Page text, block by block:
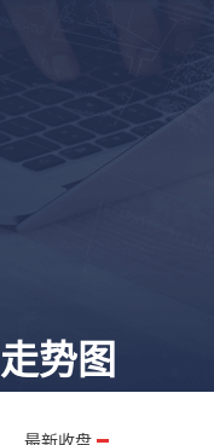
走势图
最新收盘